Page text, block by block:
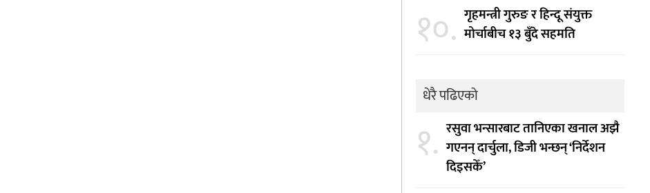
१०. गृहमन्त्री गुरुङ र हिन्दू संयुक्त
मोर्चाबीच १३ बुँदे सहमति
धेरै पढिएको
१. रसुवा भन्सारबाट तानिएका खनाल अझै
गएनन् दार्चुला, डिजी भन्छन् ‘निर्देशन
दिइसकेँ’